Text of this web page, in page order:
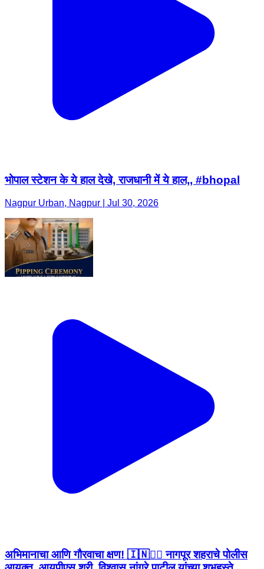
भोपाल स्टेशन के ये हाल देखे, राजधानी में ये हाल,, #bhopal
Nagpur Urban, Nagpur | Jul 30, 2026
अभिमानाचा आणि गौरवाचा क्षण! 🇮🇳👮‍♂️ नागपूर शहराचे पोलीस